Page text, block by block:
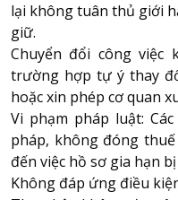
lại không tuân thủ giới
giữ.
Chuyển đổi công việc
trường hợp tự ý thay
hoặc xin phép cơ quan
Vi phạm pháp luật:
pháp, không đóng
đến việc hồ sơ gia hạn
Không đáp ứng điều